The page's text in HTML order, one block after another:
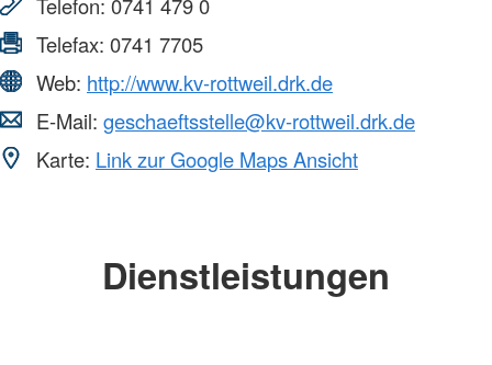
Telefax: 0741 7705
Web: http://www.kv-rottweil.drk.de
E-Mail: geschaeftsstelle@kv-rottweil.drk.de
Karte: Link zur Google Maps Ansicht
Dienstleistungen